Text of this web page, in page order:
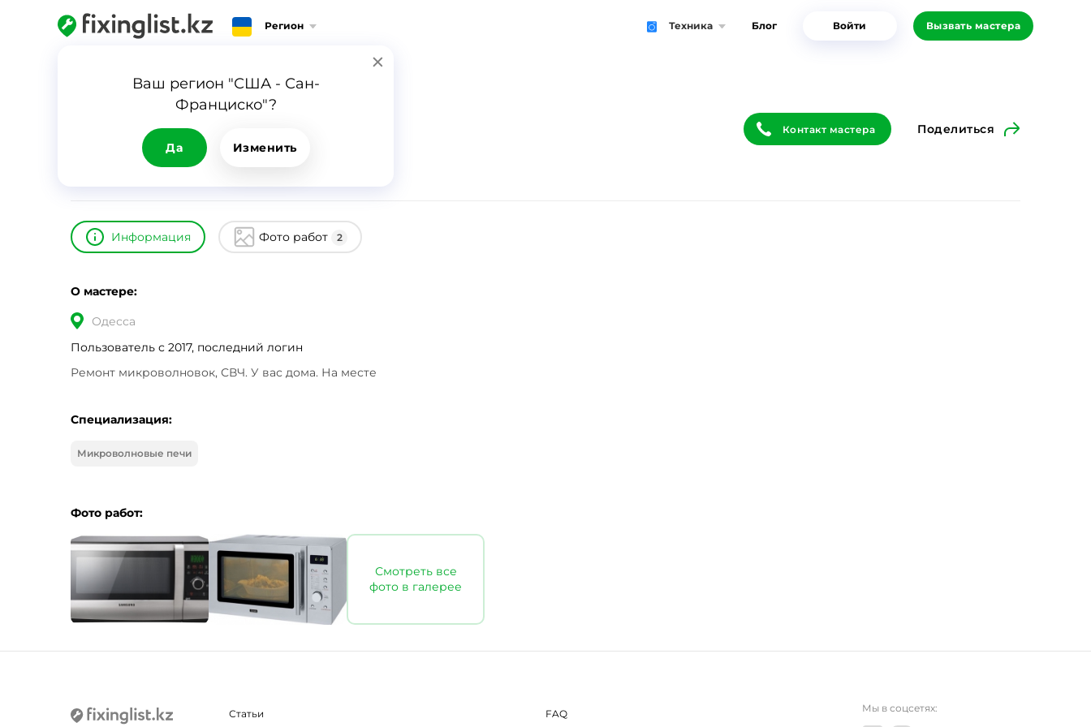
Регион Техника Блог Войти Вызвать мастера
Ваш регион "США - Сан-
Франциско"?
Да Изменить
Алина
Контакт мастера Поделиться
Информация Фото работ 2
О мастере:
Одесса
Пользователь с 2017, последний логин
Ремонт микроволновок, СВЧ. У вас дома. На месте
Специализация:
Микроволновые печи
Фото работ:
Смотреть все
фото в галерее
Статьи FAQ Мы в соцсетях: